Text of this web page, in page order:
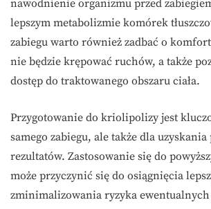
nawodnienie organizmu przed
lepszym metabolizmie komórek
zabiegu warto również zadbać o
nie będzie krępować ruchów, a także
dostęp do traktowanego obszaru ciała.
Przygotowanie do kriolipolizy jest
samego zabiegu, ale także dla uzyskania
rezultatów. Zastosowanie się do
może przyczynić się do osiągnięcia
zminimalizowania ryzyka ewentualnych